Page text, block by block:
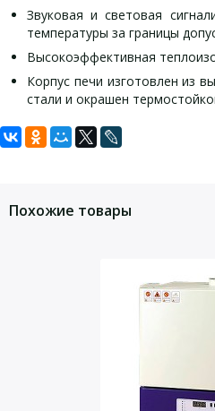
Звуковая и световая
температуры за границы
Высокоэффективная
Корпус печи изготовлен из
стали и окрашен
Печь муфельная LF-5/13-V2 (5
Максимальная температура
Стабильность температуры в
Размеры рабочей камеры,
Задать вопрос
Похожие товары